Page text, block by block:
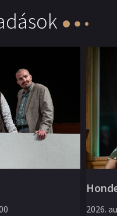
2026.